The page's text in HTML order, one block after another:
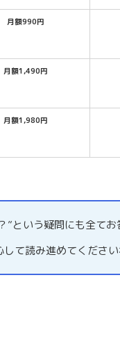
月額990円
月額1,490円
月額1,980円
という疑問にも全てお
て読み進めてください